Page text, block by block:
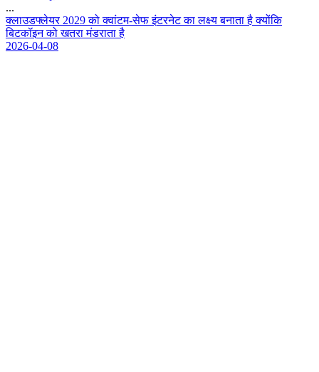
...
कलउडफलयर 2029 क कवटम-सफ इटरनट क लकय बनत ह कयक
बटकइन क खतर मडरत ह
2026-04-08